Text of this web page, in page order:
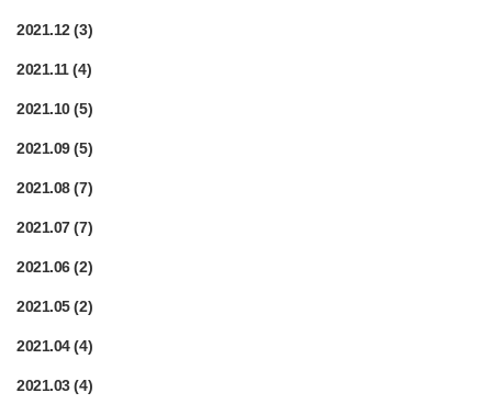
2021.12(3)
2021.11(4)
2021.10(5)
2021.09(5)
2021.08(7)
2021.07(7)
2021.06(2)
2021.05(2)
2021.04(4)
2021.03(4)